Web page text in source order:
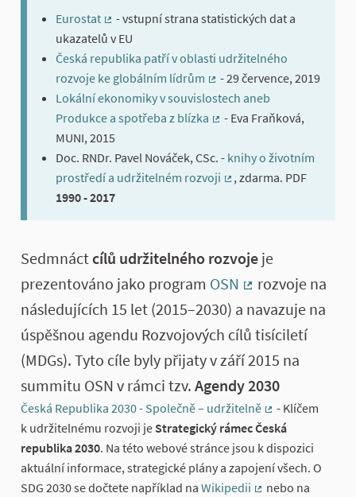
Eurostat
(External link)
- vstupní strana statistických dat a
ukazatelů v EU
Česká republika patří v oblasti udržitelného
rozvoje ke globálním lídrům
(External link)
- 29 července, 2019
Lokální ekonomiky v souvislostech aneb
Produkce a spotřeba z blízka
- Eva Fraňková,
MUNI, 2015
Doc. RNDr. Pavel Nováček, CSc. - knihy o životním
prostředí a udržitelném rozvoji
, zdarma. PDF
1990 - 2017
About this process
Sedmnáctcílů udržitelného rozvoje je
prezentováno jako program OSN
(External link)
rozvoje na
následujících 15 let (2015–2030) a navazuje na
úspěšnou agendu Rozvojových cílů tisíciletí
(MDGs). Tyto cíle byly přijaty v září 2015 na
summitu OSN v rámci tzv. Agendy 2030
Česká Republika 2030 - Společně – udržitelně
(External link)
- Klíčem
k udržitelnému rozvoji je Strategický rámec Česká
republika 2030. Na této webové stránce jsou k dispozici
aktuální informace, strategické plány a zapojení všech. O
SDG 2030 se dočtete například na Wikipedii
nebo na